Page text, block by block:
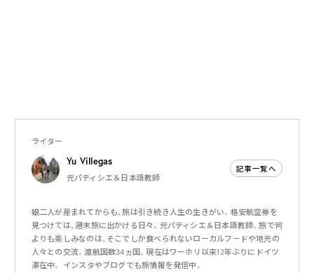
ライター
Yu Villegas
元パティシエ＆日本語教師
記事一覧へ
娘二人が産まれてからも、旅は引き続き人生の生きがい。格安航空券を
見つけては、週末旅に出かける日々。元パティシエ＆日本語教師。旅で何
よりも楽しみなのは、そこでしか食べられないローカルフードや地元の
人々との交流。渡航国数34ヵ国。現在はワーホリ以来12年ぶりにドイツ
滞在中。 インスタやブログでも旅情報を発信中。